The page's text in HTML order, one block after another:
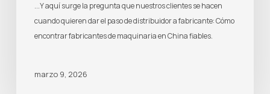
...Y aquí surge la pregunta que nuestros clientes se hacen
cuando quieren dar el paso de distribuidor a fabricante: Cómo
encontrar fabricantes de maquinaria en China fiables.
marzo 9, 2026